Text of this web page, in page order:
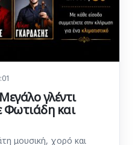
γλέντι
Φωτιάδη και
μουσική, χορό και